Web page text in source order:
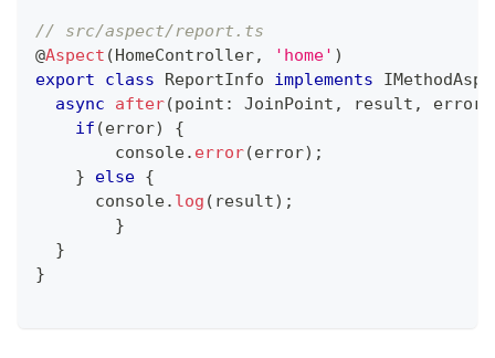
// src/aspect/report.ts
@Aspect (HomeController, 'home' )
export
class ReportInfo implements
async
after(point : JoinPoint , result , error
if (error)
{
console. error(error) ;
}
else {
console. log ( result) ;
}
}
}